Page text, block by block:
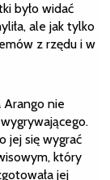
było widać
ale jak tylko
z rzędu i w
Arango nie
jej się wygrać
który
jej